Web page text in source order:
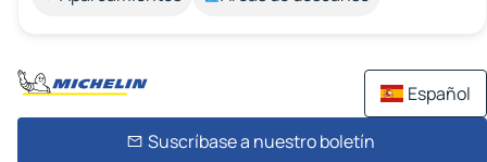
Español
Suscríbase a nuestro boletín